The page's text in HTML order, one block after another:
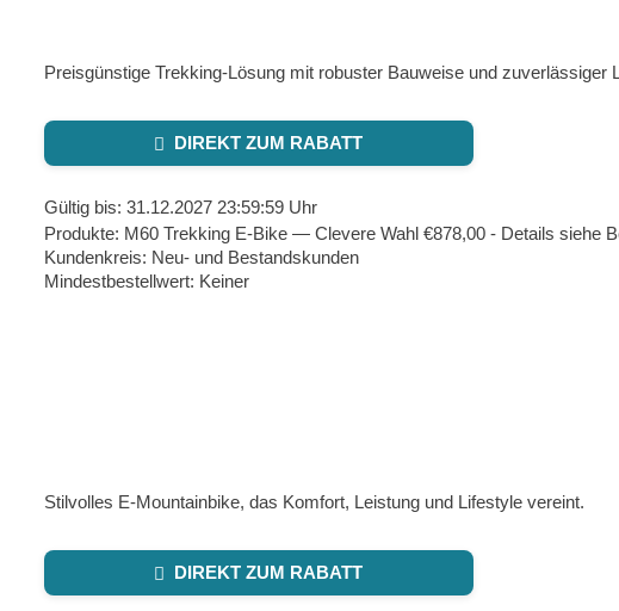
Preisgünstige Trekking‑Lösung mit robuster Bauweise und zuverlässiger
DIREKT ZUM RABATT
Gültig bis: 31.12.2027 23:59:59 Uhr
Produkte: M60 Trekking E‑Bike — Clevere Wahl €878,00 - Details siehe
Kundenkreis: Neu- und Bestandskunden
Mindestbestellwert: Keiner
Stilvolles E‑Mountainbike, das Komfort, Leistung und Lifestyle vereint.
DIREKT ZUM RABATT